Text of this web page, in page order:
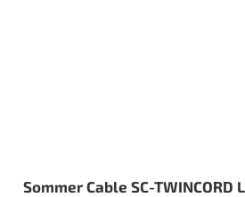
Sommer Cable SC-TWINCORD